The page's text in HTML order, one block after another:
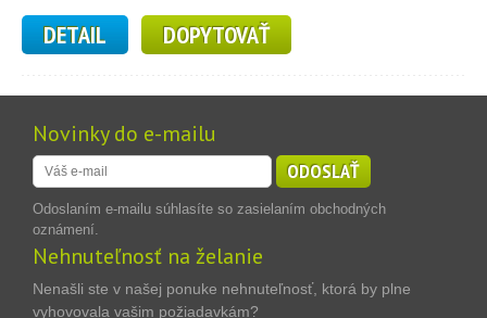
DETAIL DOPYTOVAŤ
Novinky do e-mailu
ODOSLAŤ
Odoslaním e-mailu súhlasíte so zasielaním obchodných
oznámení.
Nehnuteľnosť na želanie
Nenašli ste v našej ponuke nehnuteľnosť, ktorá by plne
vyhovovala vašim požiadavkám?